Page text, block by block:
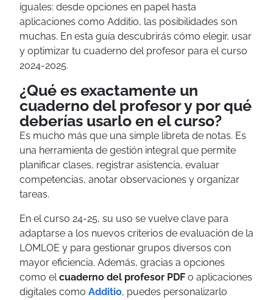
iguales: desde opciones en papel hasta
aplicaciones como Additio, las posibilidades son
muchas. En esta guía descubrirás cómo elegir, usar
y optimizar tu cuaderno del profesor para el curso
2024-2025.
¿Qué es exactamente un
cuaderno del profesor y por qué
deberías usarlo en el curso?
Es mucho más que una simple libreta de notas. Es
una herramienta de gestión integral que permite
planificar clases, registrar asistencia, evaluar
competencias, anotar observaciones y organizar
tareas.
En el curso 24-25, su uso se vuelve clave para
adaptarse a los nuevos criterios de evaluación de la
LOMLOE y para gestionar grupos diversos con
mayor eficiencia. Además, gracias a opciones
como elcuaderno del profesor PDF o aplicaciones
digitales como Additio, puedes personalizarlo